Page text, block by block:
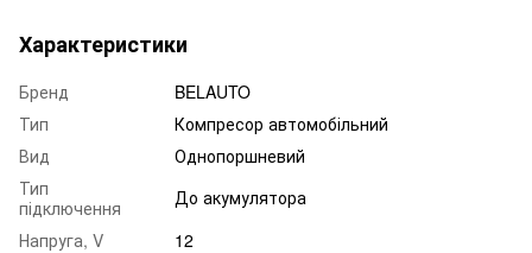
Характеристики
Бренд
BELAUTO
Тип
Компресор автомобільний
Вид
Однопоршневий
Тип
підключення
До акумулятора
Напруга, V
12